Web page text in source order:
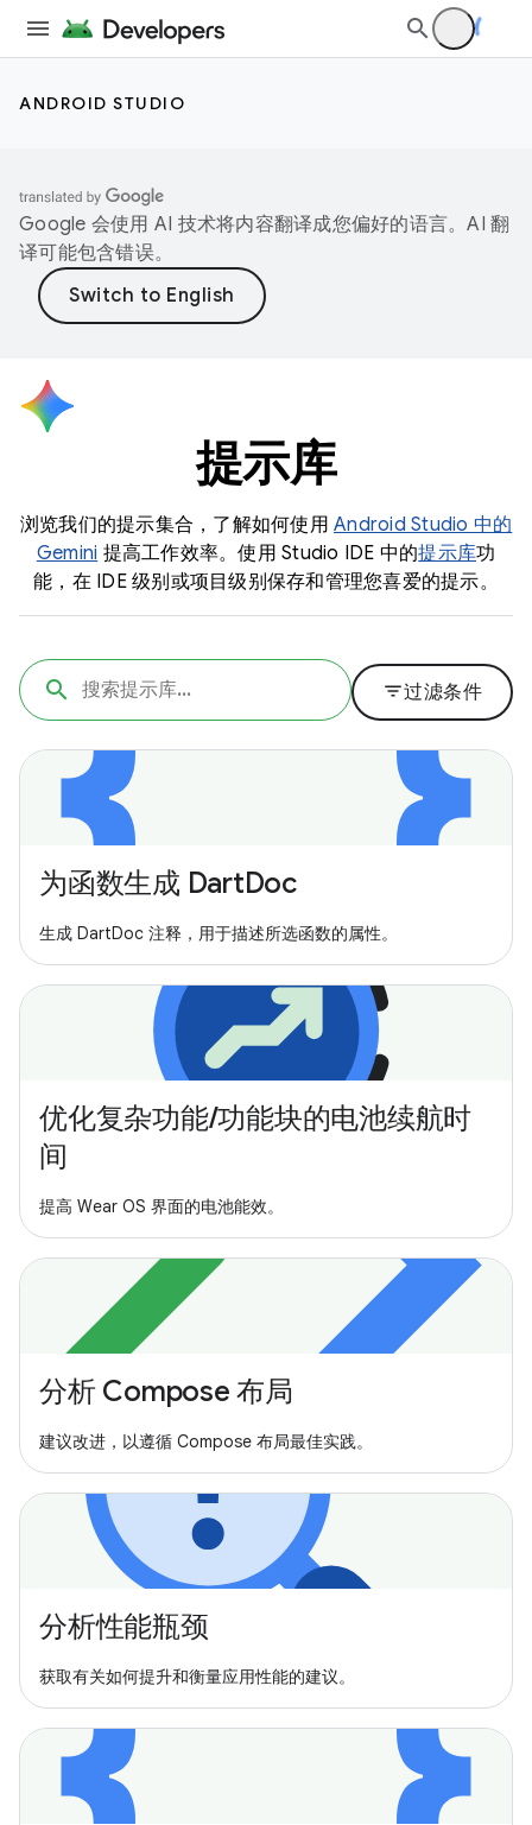
ANDROID STUDIO
Google 会使用 AI 技术将内容翻译成您偏好的语言。AI 翻
译可能包含错误。
提示库
浏览我们的提示集合，了解如何使用 Android Studio 中的
Gemini 提高工作效率。使用 Studio IDE 中的提示库功
能，在 IDE 级别或项目级别保存和管理您喜爱的提示。
filter_list过滤条件
为函数生成 DartDoc
生成 DartDoc 注释，用于描述所选函数的属性。
优化复杂功能/功能块的电池续航时
间
提高 Wear OS 界面的电池能效。
分析 Compose 布局
建议改进，以遵循 Compose 布局最佳实践。
分析性能瓶颈
获取有关如何提升和衡量应用性能的建议。